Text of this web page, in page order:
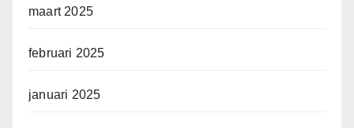
maart 2025
februari 2025
januari 2025